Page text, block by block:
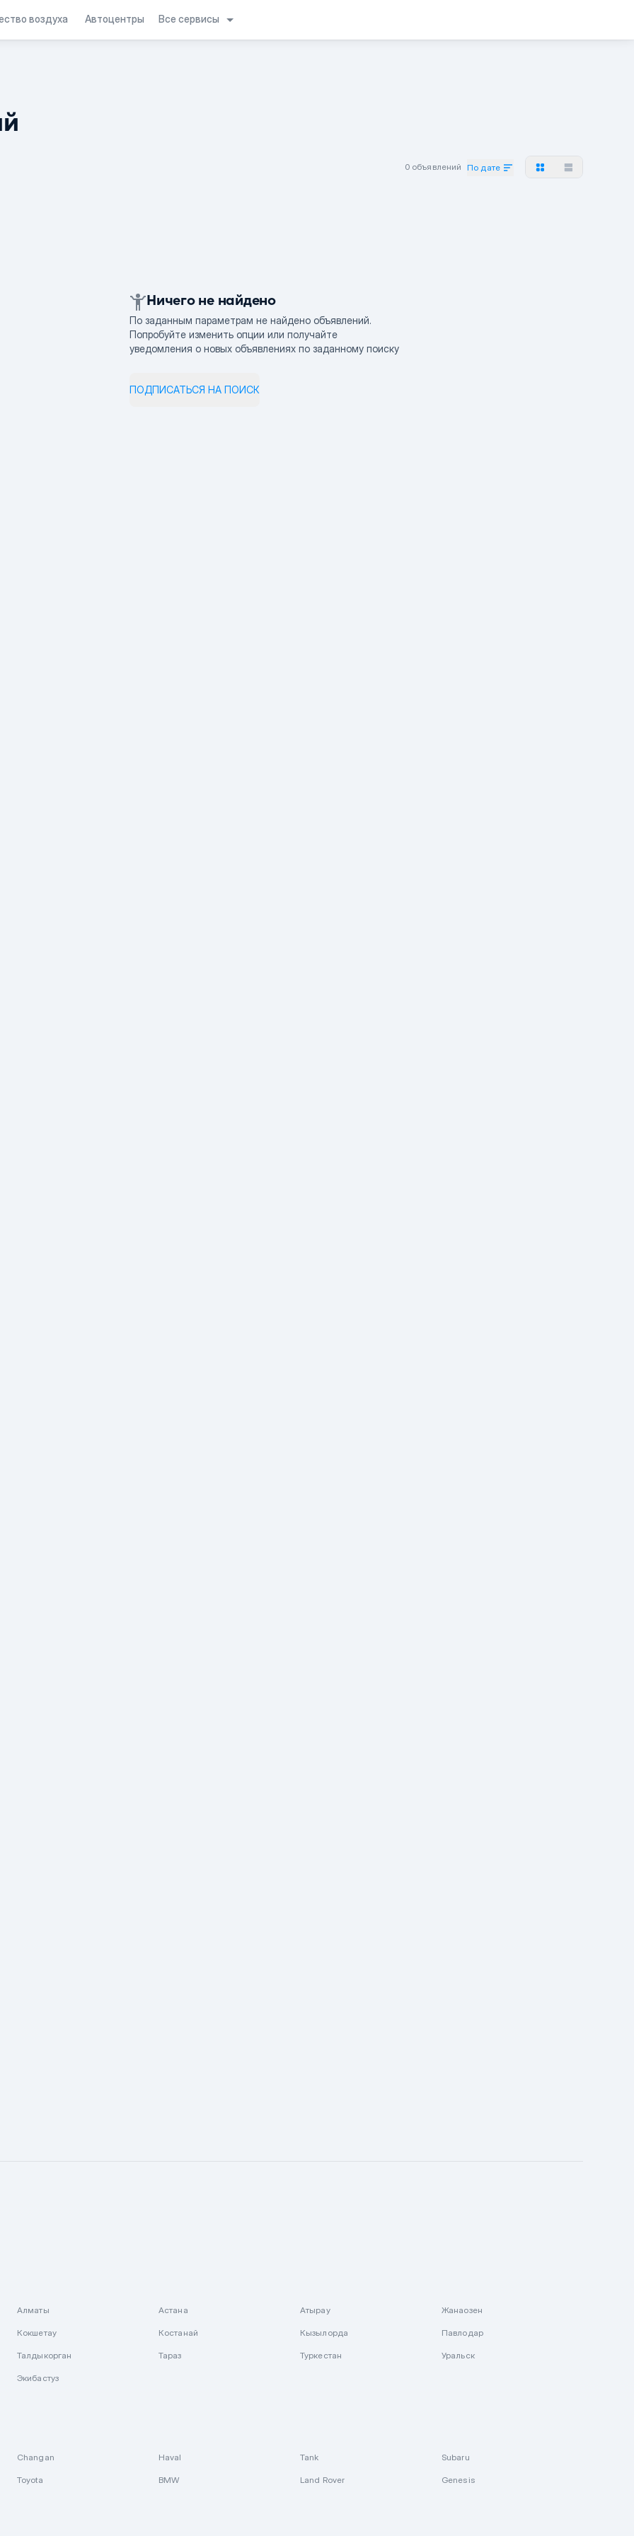
воздуха Автоцентры Все сервисы
0 объявлений По дате
Ничего не найдено
По заданным параметрам не найдено объявлений.
Попробуйте изменить опции или получайте
уведомления о новых объявлениях по заданному поиску
ПОДПИСАТЬСЯ НА ПОИСК
Алматы Астана Атырау Жанаозен
Кокшетау Костанай Кызылорда Павлодар
Талдыкорган Тараз Туркестан Уральск
Экибастуз
Changan Haval Tank Subaru
Toyota BMW Land Rover Genesis